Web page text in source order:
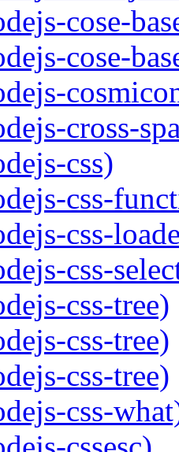
cose-
cose-
cross-
css)
css-
css-
css-
css-tree)
css-tree)
css-tree)
css-